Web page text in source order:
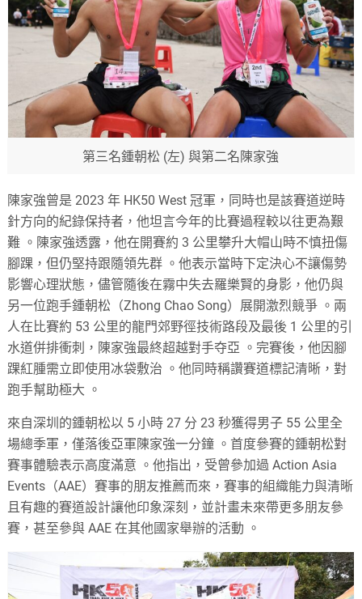
第三名鍾朝松 (左) 與第二名 陳家強
陳家強曾是 2023 年 HK50 West 冠軍，同時也是該賽道逆時
針方向的紀錄保持者，他坦言今年的比賽過程較以往更為艱
難 。 陳家強透露，他在開賽約 3 公里攀升大帽山時不慎扭傷
腳踝，但仍堅持跟隨領先群 。他表示當時下定決心不讓傷勢
影響心理狀態，儘管隨後在霧中失去羅樂賢的身影，他仍與
另一位跑手鍾朝松（Zhong Chao Song）展開激烈競爭 。兩
人在比賽約 53 公里的龍門郊野徑技術路段及最後 1 公里的引
水道併排衝刺，陳家強最終超越對手夺亞 。完賽後，他因腳
踝紅腫需立即使用冰袋敷治 。他同時稱讚賽道標記清晰，對
跑手幫助極大 。
來自深圳的鍾朝松以 5 小時 27 分 23 秒獲得男子 55 公里全
場總季軍，僅落後亞軍陳家強一分鐘 。首度參賽的鍾朝松對
賽事體驗表示高度滿意 。他指出，受曾參加過 Action Asia
Events（AAE）賽事的朋友推薦而來，賽事的組織能力與清晰
且有趣的賽道設計讓他印象深刻，並計畫未來帶更多朋友參
賽，甚至參與 AAE 在其他國家舉辦的活動 。